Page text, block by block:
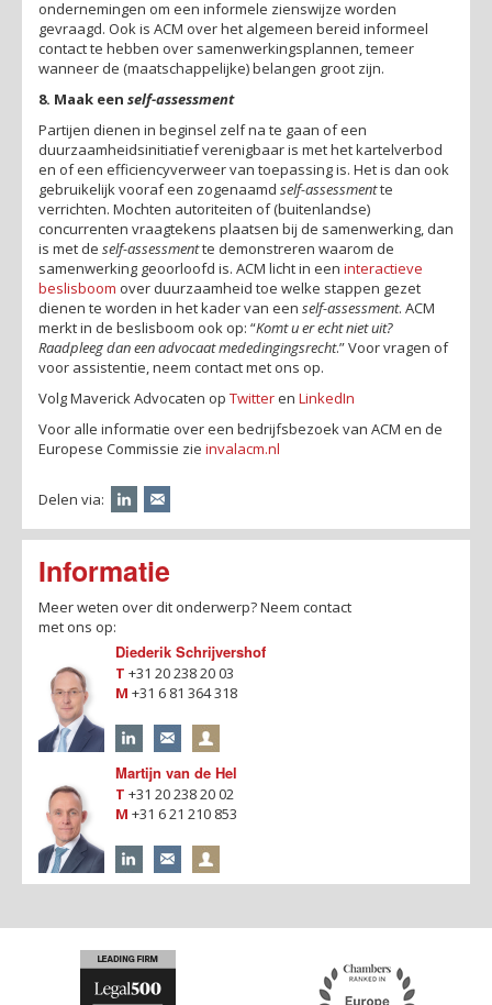
ondernemingen om een informele zienswijze worden
gevraagd. Ook is ACM over het algemeen bereid informeel
contact te hebben over samenwerkingsplannen, temeer
wanneer de (maatschappelijke) belangen groot zijn.
8. Maak een self-assessment
Partijen dienen in beginsel zelf na te gaan of een
duurzaamheidsinitiatief verenigbaar is met het kartelverbod
en of een efficiencyverweer van toepassing is. Het is dan ook
gebruikelijk vooraf een zogenaamd self-assessmentte
verrichten. Mochten autoriteiten of (buitenlandse)
concurrenten vraagtekens plaatsen bij de samenwerking, dan
is met de self-assessmentte demonstreren waarom de
samenwerking geoorloofd is. ACM licht in een interactieve
beslisboom over duurzaamheid toe welke stappen gezet
dienen te worden in het kader van een self-assessment. ACM
merkt in de beslisboom ook op: “Komt u er echt niet uit?
Raadpleeg dan een advocaat mededingingsrecht.” Voor vragen of
voor assistentie, neem contact met ons op.
Volg Maverick Advocaten op Twitteren LinkedIn
Voor alle informatie over een bedrijfsbezoek van ACM en de
Europese Commissie zie invalacm.nl
Delen via:
Informatie
Meer weten over dit onderwerp?Neem contact
met ons op:
Diederik Schrijvershof
T +31 20 238 20 03
M +31 6 81 364 318
Martijn van de Hel
T +31 20 238 20 02
M +31 6 21 210 853